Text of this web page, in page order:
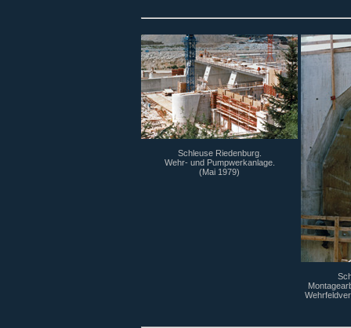
Schleuse Riedenburg.
Wehr- und Pumpwerkanlage.
(Mai 1979)